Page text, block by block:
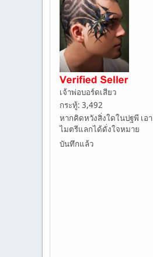
เจ้าพ่อบอร์ดเสียว
กระทู้: 3,492
หากคิดหวังสิ่งใดในปฐพี เอา
ไมตรีแลกได้ดั่งใจหมาย
บันทึกแล้ว